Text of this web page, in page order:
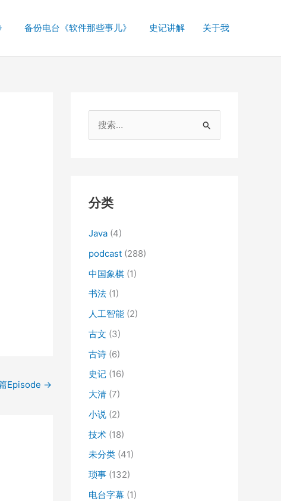
备份电台《软件那些事儿》 史记讲解 关于我
Episode →
分类
Java (4)
podcast (288)
中国象棋 (1)
书法 (1)
人工智能 (2)
古文 (3)
古诗 (6)
史记 (16)
大清 (7)
小说 (2)
技术 (18)
未分类 (41)
琐事 (132)
电台字幕 (1)